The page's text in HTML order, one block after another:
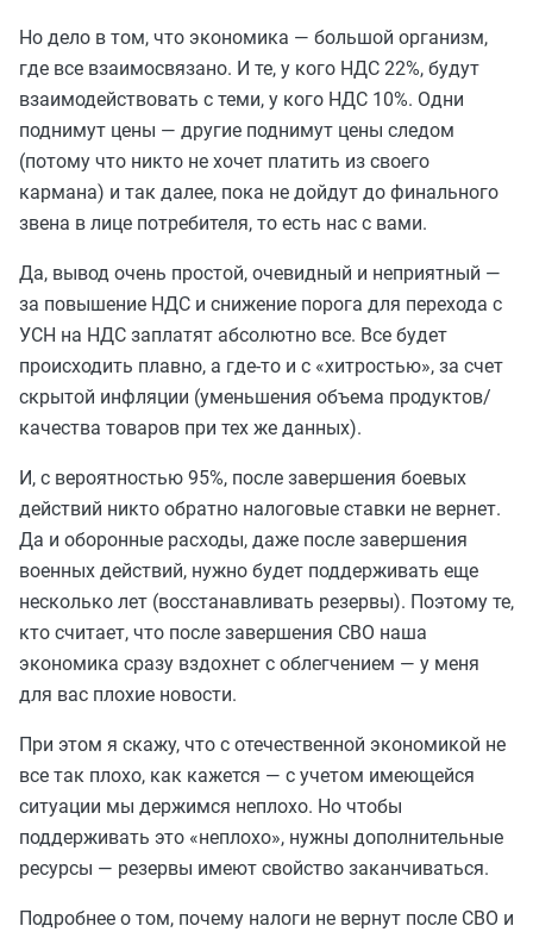
Но дело в том, что экономика — большой организм,
где все взаимосвязано. И те, у кого НДС 22%, будут
взаимодействовать с теми, у кого НДС 10%. Одни
поднимут цены — другие поднимут цены следом
(потому что никто не хочет платить из своего
кармана) и так далее, пока не дойдут до финального
звена в лице потребителя, то есть нас с вами.
Да, вывод очень простой, очевидный и неприятный —
за повышение НДС и снижение порога для перехода с
УСН на НДС заплатят абсолютно все. Все будет
происходить плавно, а где-то и с «хитростью», за счет
скрытой инфляции (уменьшения объема продуктов/
качества товаров при тех же данных).
И, с вероятностью 95%, после завершения боевых
действий никто обратно налоговые ставки не вернет.
Да и оборонные расходы, даже после завершения
военных действий, нужно будет поддерживать еще
несколько лет (восстанавливать резервы). Поэтому те,
кто считает, что после завершения СВО наша
экономика сразу вздохнет с облегчением — у меня
для вас плохие новости.
При этом я скажу, что с отечественной экономикой не
все так плохо, как кажется — с учетом имеющейся
ситуации мы держимся неплохо. Но чтобы
поддерживать это «неплохо», нужны дополнительные
ресурсы — резервы имеют свойство заканчиваться.
Подробнее о том, почему налоги не вернут после СВО и